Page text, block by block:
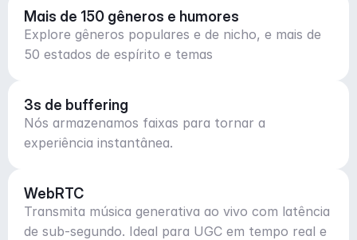
Mais de 150 gêneros e humores
Explore gêneros populares e de nicho, e mais de
50 estados de espírito e temas
3s de buffering
Nós armazenamos faixas para tornar a
experiência instantânea.
WebRTC
Transmita música generativa ao vivo com latência
de sub-segundo. Ideal para UGC em tempo real e